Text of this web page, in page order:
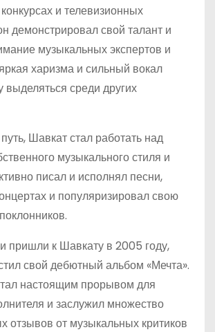
и телевизионных
демонстрировал свой талант и
музыкальных экспертов и
харизма и сильный вокал
выделяться среди других
Шавкат стал работать над
музыкального стиля и
писал и исполнял песни,
и популяризировал свою
пришли к Шавкату в 2005 году,
свой дебютный альбом «Мечта».
настоящим прорывом для
и заслужил множество
отзывов от музыкальных критиков